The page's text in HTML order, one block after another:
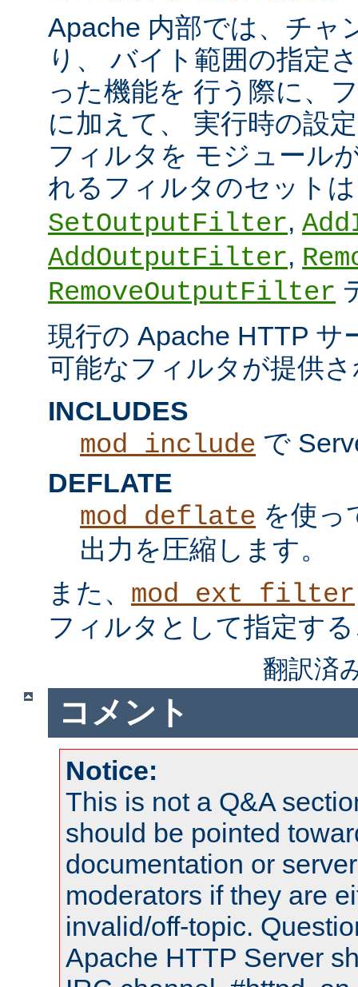
Apache 内部では、チャ
り、 バイト範囲の指定
った機能を 行う際に、
に加えて、 実行時の設
フィルタを モジュール
れるフィルタのセット
SetOutputFilter,
AddOutputFilter,
RemoveOutputFilter
現行の Apache HTTP サ
可能なフィルタが提供
INCLUDES
mod_include で
DEFLATE
mod_deflate を使っ
出力を圧縮します。
また、 mod_ext_filter
フィルタとして指定す
翻訳済
コメント
Notice:
This is not a Q&A
should be pointed
documentation or
moderators if they are
invalid/off-topic.
Apache HTTP Server